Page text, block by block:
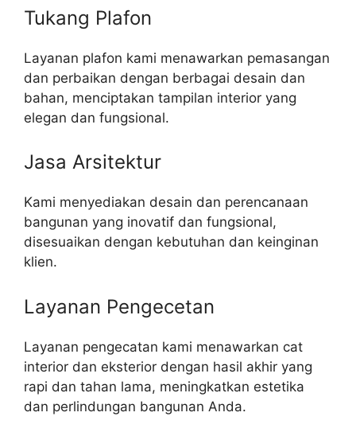
Tukang Plafon
Layanan plafon kami menawarkan pemasangan
dan perbaikan dengan berbagai desain dan
bahan, menciptakan tampilan interior yang
elegan dan fungsional.
Jasa Arsitektur
Kami menyediakan desain dan perencanaan
bangunan yang inovatif dan fungsional,
disesuaikan dengan kebutuhan dan keinginan
klien.
Layanan Pengecetan
Layanan pengecatan kami menawarkan cat
interior dan eksterior dengan hasil akhir yang
rapi dan tahan lama, meningkatkan estetika
dan perlindungan bangunan Anda.